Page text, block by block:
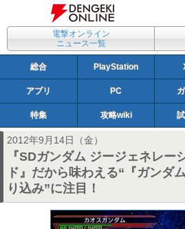
電撃オンライン
ニュース一覧
総合 PlayStation
アプリ PC
特集 攻略wiki
2012年9月14日（金）
『SDガンダム ジージェネレー
ド』だから味わえる“『ガンダ
り込み”に注目！